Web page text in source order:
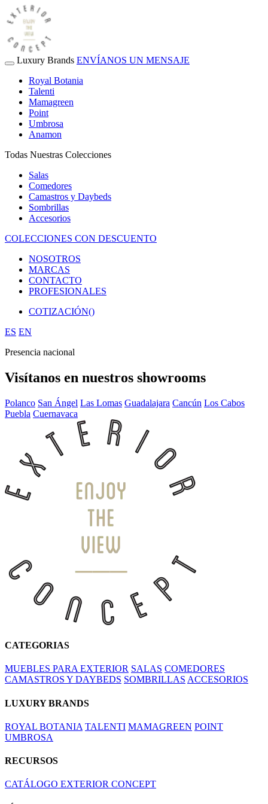
Luxury Brands ENVÍANOS UN MENSAJE
Royal Botania
Talenti
Mamagreen
Point
Umbrosa
Anamon
Todas Nuestras Colecciones
Salas
Comedores
Camastros y Daybeds
Sombrillas
Accesorios
COLECCIONES CON DESCUENTO
NOSOTROS
MARCAS
CONTACTO
PROFESIONALES
COTIZACIÓN()
ES EN
Presencia nacional
Visítanos en nuestros showrooms
Polanco San Ángel Las Lomas Guadalajara Cancún Los Cabos
Puebla Cuernavaca
CATEGORIAS
MUEBLES PARA EXTERIOR SALAS COMEDORES
CAMASTROS Y DAYBEDS SOMBRILLAS ACCESORIOS
LUXURY BRANDS
ROYAL BOTANIA TALENTI MAMAGREEN POINT
UMBROSA
RECURSOS
CATÁLOGO EXTERIOR CONCEPT